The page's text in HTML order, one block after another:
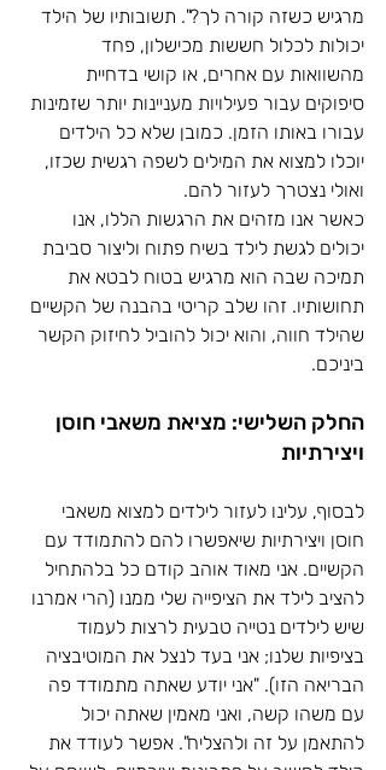
מרגיש כשזה קורה לך?". תשובותיו של הילד
יכולות לכלול חששות מכישלון, פחד
מהשוואות עם אחרים, או קושי בדחיית
סיפוקים עבור פעילויות מעניינות יותר שזמינות
עבורו באותו הזמן. כמובן שלא כל הילדים
יוכלו למצוא את המילים לשפה רגשית שכזו,
ואולי נצטרך לעזור להם.
כאשר אנו מזהים את הרגשות הללו, אנו
יכולים לגשת לילד בשיח פתוח וליצור סביבת
תמיכה שבה הוא מרגיש בטוח לבטא את
תחושותיו. זהו שלב קריטי בהבנה של הקשיים
שהילד חווה, והוא יכול להוביל לחיזוק הקשר
ביניכם.
החלק השלישי: מציאת משאבי חוסן
ויצירתיות
לבסוף, עלינו לעזור לילדים למצוא משאבי
חוסן ויצירתיות שיאפשרו להם להתמודד עם
הקשיים. אני מאוד אוהב קודם כל בלהתחיל
להציב לילד את הציפייה שלי ממנו (הרי אמרנו
שיש לילדים נטייה טבעית לרצות לעמוד
בציפיות שלנו; אני בעד לנצל את המוטיבציה
הבריאה הזו). "אני יודע שאתה מתמודד פה
עם משהו קשה, ואני מאמין שאתה יכול
להתאמן על זה ולהצליח". אפשר לעודד את